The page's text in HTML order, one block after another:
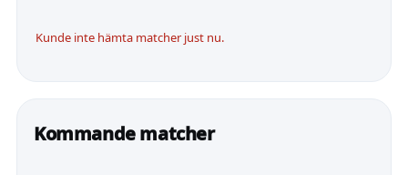
Kunde inte hämta matcher just nu.
Kommande matcher